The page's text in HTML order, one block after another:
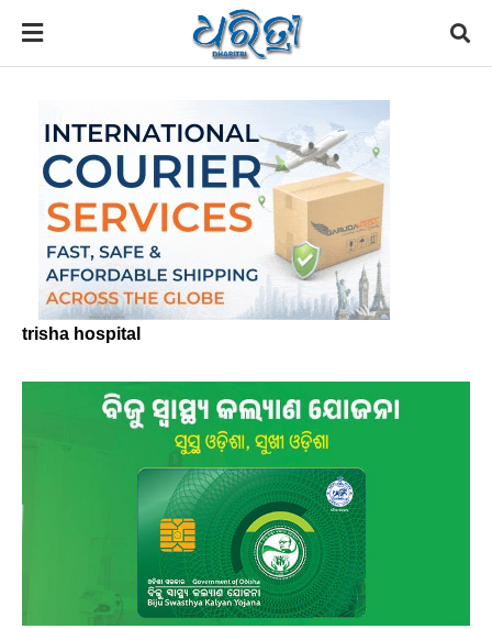
trisha hospital